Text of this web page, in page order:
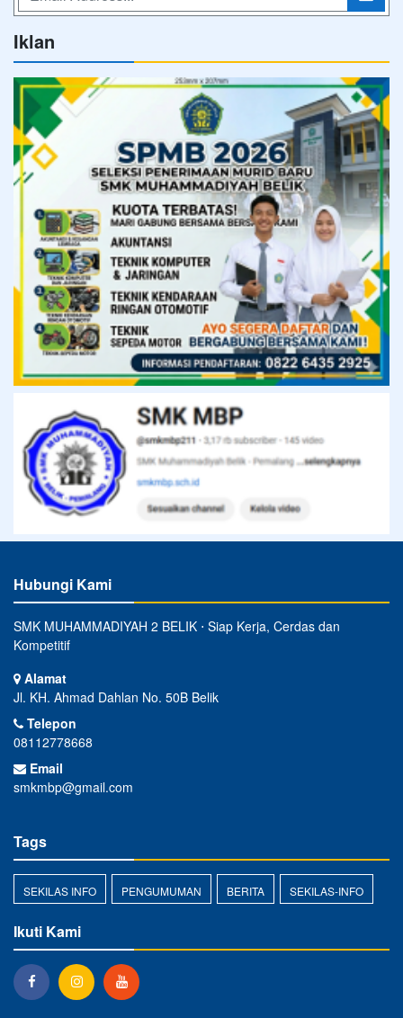
Iklan
Hubungi Kami
SMK MUHAMMADIYAH 2 BELIK ⋅ Siap Kerja, Cerdas dan
Kompetitif
Alamat
Jl. KH. Ahmad Dahlan No. 50B Belik
Telepon
08112778668
Email
smkmbp@gmail.com
Tags
SEKILAS INFO PENGUMUMAN BERITA SEKILAS-INFO
Ikuti Kami